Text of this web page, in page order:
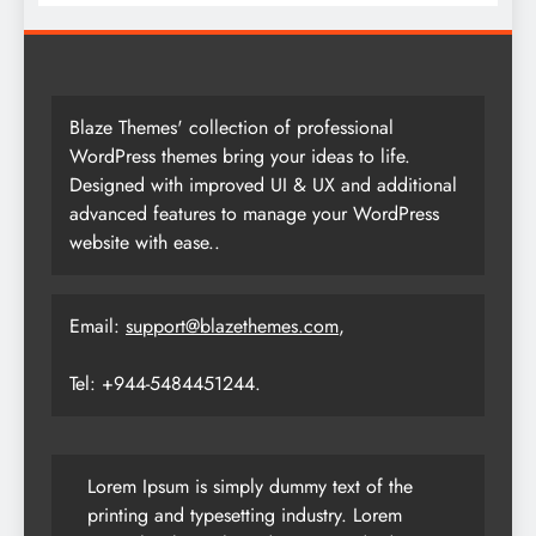
Blaze Themes' collection of professional
WordPress themes bring your ideas to life.
Designed with improved UI & UX and additional
advanced features to manage your WordPress
website with ease..
Email: support@blazethemes.com,
Tel: +944-5484451244.
Lorem Ipsum is simply dummy text of the
printing and typesetting industry. Lorem